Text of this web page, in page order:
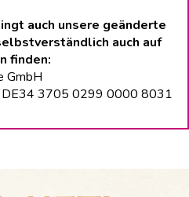
auch unsere geänderte
auch auf
finden:
GmbH
DE34 3705 0299 0000 8031